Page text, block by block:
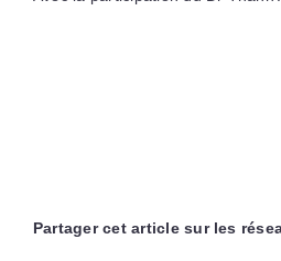
Partager cet article sur les